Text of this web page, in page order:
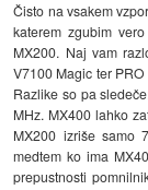
Čisto na vsakem
katerem zgubim
MX200. Naj vam
V7100 Magic ter
Razlike so pa
MHz. MX400 lahko
MX200 izriše samo
medtem ko ima
prepustnosti